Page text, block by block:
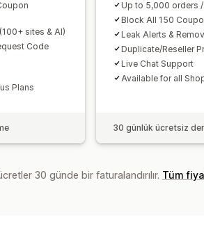
sites & AI)
Code
Plans
Up to 5,000 orders
Block All 150
Leak Alerts &
Duplicate/Reseller
Live Chat Support
Available for all
30 günlük ücretsiz
30 günde bir faturalandırılır. Tüm